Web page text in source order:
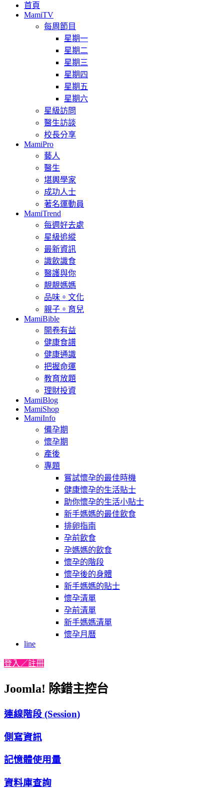
首頁
MamiTV
每周節目
星期一
星期二
星期三
星期四
星期五
星期六
星級訪問
醫生訪談
校長分享
MamiPro
藝人
醫生
堪輿學家
成功人士
著名運動員
MamiTrend
每週好去處
星級追縱
最新資訊
識飲識食
醫護與你
靚靚媽媽
品味。文化
親子。育兒
MamiBible
開卷有益
健康食譜
健康通識
把握命運
教育放題
理財投資
MamiBlog
MamiShop
MamiInfo
備孕期
懷孕期
產後
專題
嘗試懷孕的最佳時機
健康懷孕的生活貼士
助你懷孕的生活小貼士
新手媽媽的最佳飲食
排卵指南
孕前飲食
孕媽媽的飲食
懷孕的階段
懷孕後的身體
新手媽媽的貼士
懷孕清單
孕前清單
新手媽媽清單
懷孕月曆
line
登入／註冊
Joomla! 除錯主控台
連線階段 (Session)
側寫資訊
記憶體使用量
資料庫查詢